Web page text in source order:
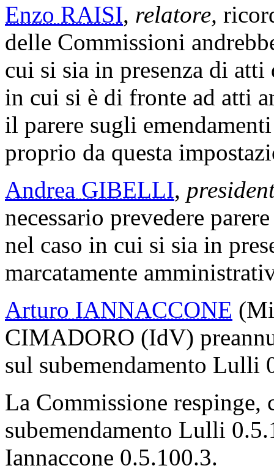
Enzo RAISI, relatore,
delle Commissioni
cui si sia in presenza di
in cui si è di fronte ad atti
il parere sugli
proprio da questa
Andrea GIBELLI,
necessario prevedere
nel caso in cui si sia in
marcatamente
Arturo IANNACCONE
CIMADORO (IdV)
sul subemendamento Lulli
La Commissione
subemendamento Lulli
Iannaccone 0.5.100.3.